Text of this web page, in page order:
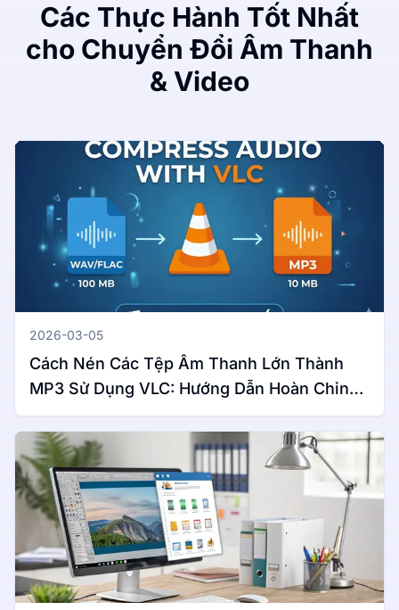
Các Thực Hành Tốt Nhất
cho Chuyển Đổi Âm Thanh
& Video
2026-03-05
Cách Nén Các Tệp Âm Thanh Lớn Thành
MP3 Sử Dụng VLC: Hướng Dẫn Hoàn Chỉnh
Cho Windows & Mac